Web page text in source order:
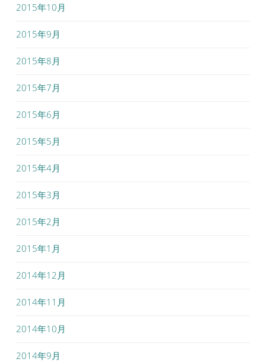
2015年10月
2015年9月
2015年8月
2015年7月
2015年6月
2015年5月
2015年4月
2015年3月
2015年2月
2015年1月
2014年12月
2014年11月
2014年10月
2014年9月